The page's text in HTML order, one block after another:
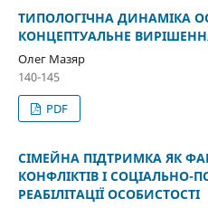
ТИПОЛОГІЧНА ДИНАМІКА
КОНЦЕПТУАЛЬНЕ
Олег Мазяр
140-145
PDF
СІМЕЙНА ПІДТРИМКА ЯК
КОНФЛІКТІВ І СОЦІАЛЬНО-
РЕАБІЛІТАЦІЇ ОСОБИСТОСТІ